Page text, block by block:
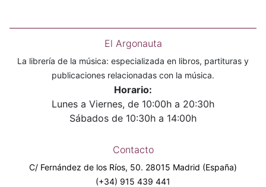
El Argonauta
La librería de la música: especializada en libros, partituras y
publicaciones relacionadas con la música.
Horario:
Lunes a Viernes, de 10:00h a 20:30h
Sábados de 10:30h a 14:00h
Contacto
C/ Fernández de los Ríos, 50. 28015 Madrid (España)
(+34) 915 439 441